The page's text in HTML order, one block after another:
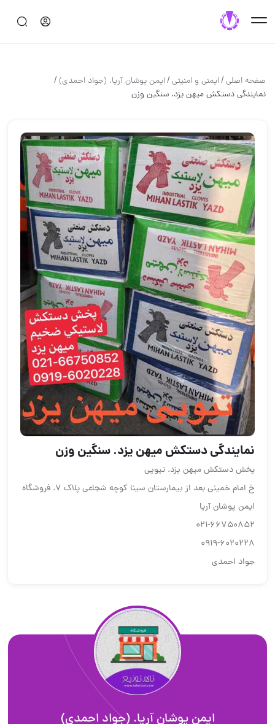
صفحه اصلی/ایمنی و امنیتی/ایمن پوشان آریا. (جواد احمدی)/
نمايندگي دستكش ميهن يزد. سنگين وزن
نمايندگي دستكش ميهن يزد. سنگين وزن
پخش دستكش ميهن يزد. تيوپي
خ امام خميني بعد از بيمارستان سينا كوچه شجاعي پلاك 7. فروشگاه
ايمن پوشان آريا
021-66750852
0919-6020228
جواد احمدي
ایمن پوشان آریا. (جواد احمدی)